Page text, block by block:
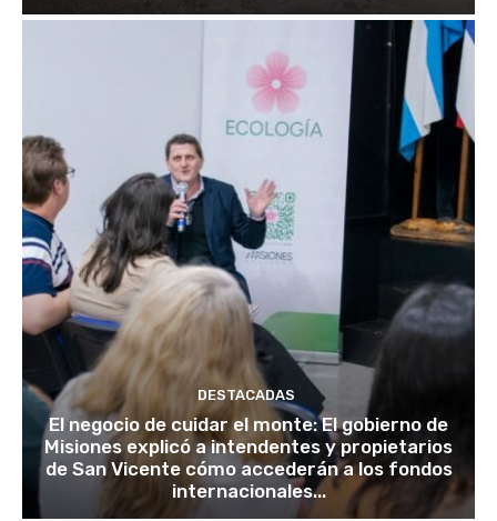
DESTACADAS
El negocio de cuidar el monte: El gobierno de
Misiones explicó a intendentes y propietarios
de San Vicente cómo accederán a los fondos
internacionales...